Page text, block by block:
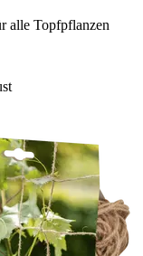
alle Topfpflanzen